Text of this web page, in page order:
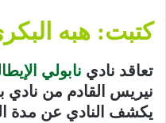
كتبت: هبه
تعاقد نادي نابولي
نيريس القادم من نادي
يكشف النادي عن مدة